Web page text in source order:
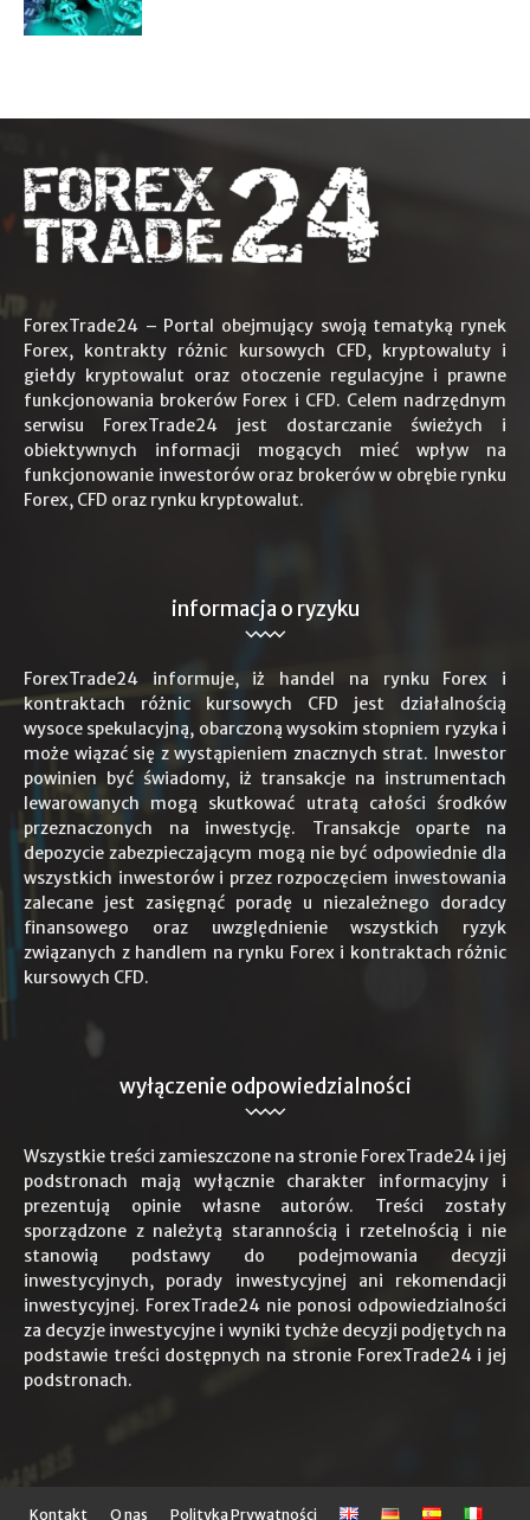
ForexTrade24 – Portal obejmujący swoją tematyką rynek
Forex, kontrakty różnic kursowych CFD, kryptowaluty i
giełdy kryptowalut oraz otoczenie regulacyjne i prawne
funkcjonowania brokerów Forex i CFD. Celem nadrzędnym
serwisu ForexTrade24 jest dostarczanie świeżych i
obiektywnych informacji mogących mieć wpływ na
funkcjonowanie inwestorów oraz brokerów w obrębie rynku
Forex, CFD oraz rynku kryptowalut.
informacja o ryzyku
ForexTrade24 informuje, iż handel na rynku Forex i
kontraktach różnic kursowych CFD jest działalnością
wysoce spekulacyjną, obarczoną wysokim stopniem ryzyka i
może wiązać się z wystąpieniem znacznych strat. Inwestor
powinien być świadomy, iż transakcje na instrumentach
lewarowanych mogą skutkować utratą całości środków
przeznaczonych na inwestycję. Transakcje oparte na
depozycie zabezpieczającym mogą nie być odpowiednie dla
wszystkich inwestorów i przez rozpoczęciem inwestowania
zalecane jest zasięgnąć poradę u niezależnego doradcy
finansowego oraz uwzględnienie wszystkich ryzyk
związanych z handlem na rynku Forex i kontraktach różnic
kursowych CFD.
wyłączenie odpowiedzialności
Wszystkie treści zamieszczone na stronie ForexTrade24 i jej
podstronach mają wyłącznie charakter informacyjny i
prezentują opinie własne autorów. Treści zostały
sporządzone z należytą starannością i rzetelnością i nie
stanowią podstawy do podejmowania decyzji
inwestycyjnych, porady inwestycyjnej ani rekomendacji
inwestycyjnej. ForexTrade24 nie ponosi odpowiedzialności
za decyzje inwestycyjne i wyniki tychże decyzji podjętych na
podstawie treści dostępnych na stronie ForexTrade24 i jej
podstronach.
Kontakt O nas Polityka Prywatności